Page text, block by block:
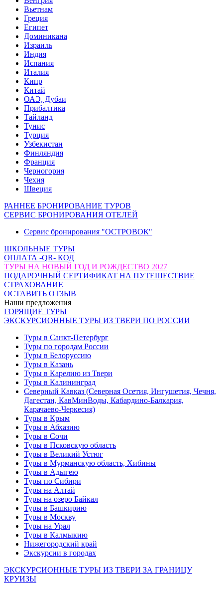
Вьетнам
Греция
Египет
Доминикана
Израиль
Индия
Испания
Италия
Кипр
Китай
ОАЭ, Дубаи
Прибалтика
Тайланд
Тунис
Турция
Узбекистан
Финляндия
Франция
Черногория
Чехия
Швеция
РАННЕЕ БРОНИРОВАНИЕ ТУРОВ
СЕРВИС БРОНИРОВАНИЯ ОТЕЛЕЙ
Сервис бронирования "ОСТРОВОК"
ШКОЛЬНЫЕ ТУРЫ
ОПЛАТА -QR- КОД
ТУРЫ НА НОВЫЙ ГОД И РОЖДЕСТВО 2027
ПОДАРОЧНЫЙ СЕРТИФИКАТ НА ПУТЕШЕСТВИЕ
СТРАХОВАНИЕ
ОСТАВИТЬ ОТЗЫВ
Наши предложения
ГОРЯЩИЕ ТУРЫ
ЭКСКУРСИОННЫЕ ТУРЫ ИЗ ТВЕРИ ПО РОССИИ
Туры в Санкт-Петербург
Туры по городам России
Туры в Белоруссию
Туры в Казань
Туры в Карелию из Твери
Туры в Калининград
Северный Кавказ (Северная Осетия, Ингушетия, Чечня,
Дагестан, КавМинВоды, Кабардино-Балкария,
Карачаево-Черкесия)
Туры в Крым
Туры в Абхазию
Туры в Сочи
Туры в Псковскую область
Туры в Великий Устюг
Туры в Мурманскую область, Хибины
Туры в Адыгею
Туры по Сибири
Туры на Алтай
Туры на озеро Байкал
Туры в Башкирию
Туры в Москву
Туры на Урал
Туры в Калмыкию
Нижегородский край
Экскурсии в городах
ЭКСКУРСИОННЫЕ ТУРЫ ИЗ ТВЕРИ ЗА ГРАНИЦУ
КРУИЗЫ